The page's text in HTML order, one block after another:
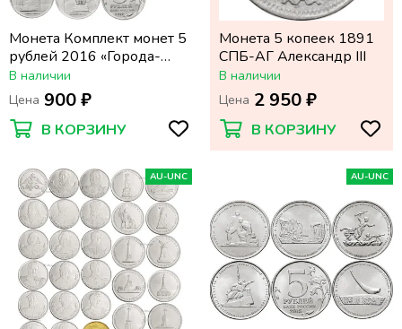
Монета Комплект монет 5
рублей 2016 «Города-
столицы государств,
освобожденные
советскими войсками» (14
шт)
В наличии
Цена 900 ₽
В КОРЗИНУ
Монета 5 копеек 1891
СПБ-АГ Александр III
В наличии
Цена 2 950 ₽
В КОРЗИНУ
AU-UNC AU-UNC